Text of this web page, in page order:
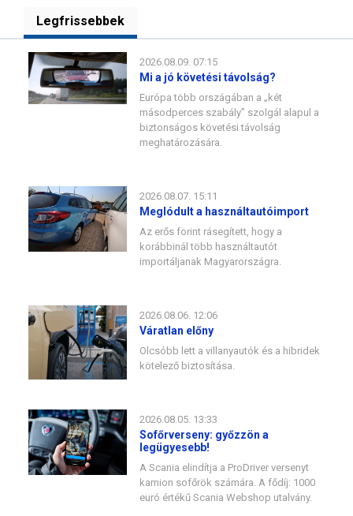
Legfrissebbek
2026.08.09. 07:15
Mi a jó követési távolság?
Európa több országában a „két
másodperces szabály” szolgál alapul a
biztonságos követési távolság
meghatározására.
2026.08.07. 15:11
Meglódult a használtautóimport
Az erős forint rásegített, hogy a
korábbinál több használtautót
importáljanak Magyarországra.
2026.08.06. 12:06
Váratlan előny
Olcsóbb lett a villanyautók és a hibridek
kötelező biztosítása.
2026.08.05. 13:33
Sofőrverseny: győzzön a
legügyesebb!
A Scania elindítja a ProDriver versenyt
kamion sofőrök számára. A fődíj: 1000
euró értékű Scania Webshop utalvány.